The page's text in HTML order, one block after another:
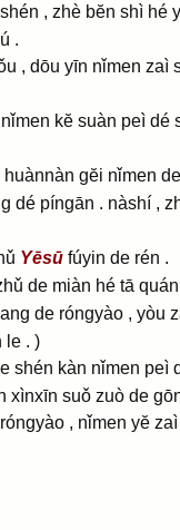
, zhè bĕn shì hé
.
, dōu yīn nǐmen
kĕ suàn peì
gĕi nǐmen
dé píngān . nàshí ,
Yēsū fúyin de rén .
de miàn hé tā
de róngyào , yòu
le . )
kàn nǐmen peì
xìnxīn suǒ zuò de
, nǐmen yĕ